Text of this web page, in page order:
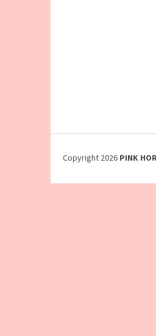
Copyright 2026 PINK